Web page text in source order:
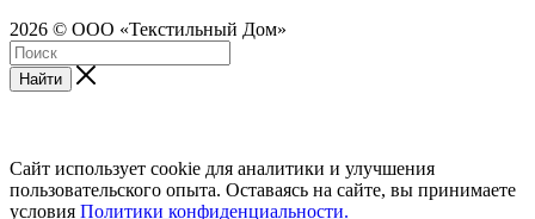
2026 © ООО «Текстильный Дом»
Найти
Сайт использует cookie для аналитики и улучшения
пользовательского опыта. Оставаясь на сайте, вы принимаете
условия Политики конфиденциальности.